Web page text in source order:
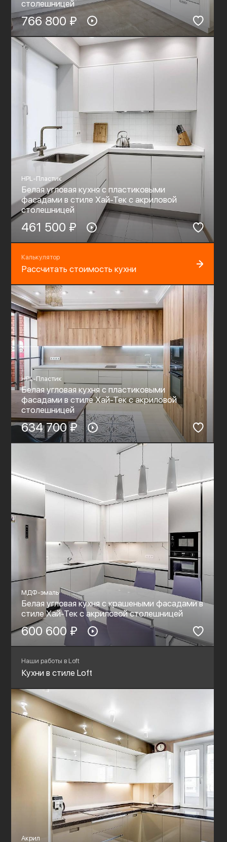
столешницей
766 800 ₽
HPL-Пластик
Белая угловая кухня с пластиковыми
фасадами в стиле Хай-Тек c акриловой
столешницей
461 500 ₽
Калькулятор
Рассчитать стоимость кухни
HPL-Пластик
Белая угловая кухня с пластиковыми
фасадами в стиле Хай-Тек c акриловой
столешницей
634 700 ₽
МДФ-эмаль
Белая угловая кухня с крашеными фасадами в
стиле Хай-Тек c акриловой столешницей
600 600 ₽
Наши работы в Loft
Кухни в стиле Loft
Акрил